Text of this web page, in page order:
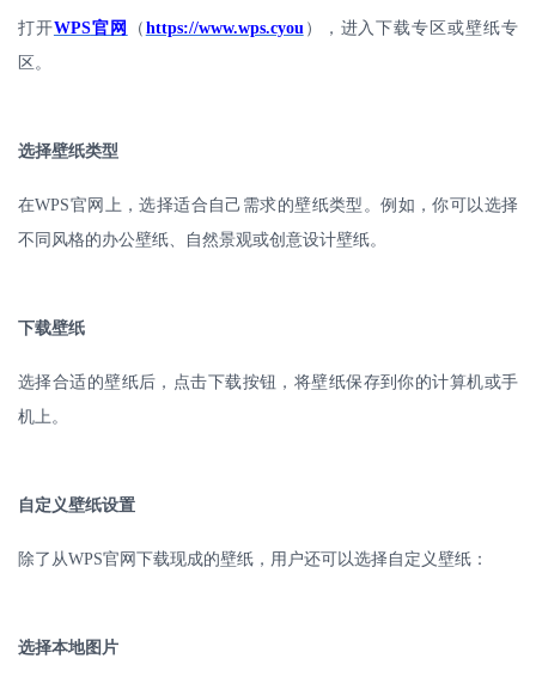
打开WPS官网 （ https://www.wps.cyou ），进入下载专区或壁纸专
区。
选择壁纸类型
在WPS官网上，选择适合自己需求的壁纸类型。例如，你可以选择
不同风格的办公壁纸、自然景观或创意设计壁纸。
下载壁纸
选择合适的壁纸后，点击下载按钮，将壁纸保存到你的计算机或手
机上。
自定义壁纸设置
除了从WPS官网下载现成的壁纸，用户还可以选择自定义壁纸：
选择本地图片